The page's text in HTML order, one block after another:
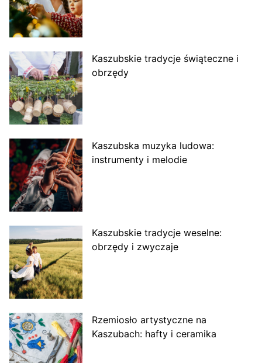
Kaszubskie tradycje świąteczne i
obrzędy
Kaszubska muzyka ludowa:
instrumenty i melodie
Kaszubskie tradycje weselne:
obrzędy i zwyczaje
Rzemiosło artystyczne na
Kaszubach: hafty i ceramika